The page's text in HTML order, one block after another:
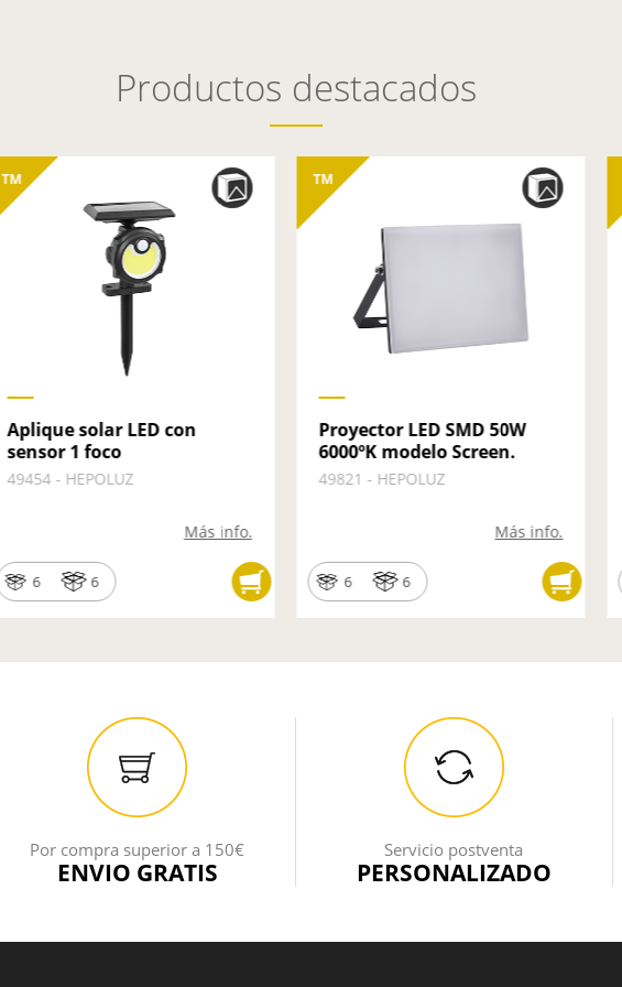
Productos destacados
TM
Aplique solar LED con
sensor 1 foco
49454 - HEPOLUZ
Más info.
6 6
TM
Proyector LED SMD 50W
6000ºK modelo Screen.
49821 - HEPOLUZ
Más info.
6 6
Por compra superior a 150€
ENVIO GRATIS
Servicio postventa
PERSONALIZADO